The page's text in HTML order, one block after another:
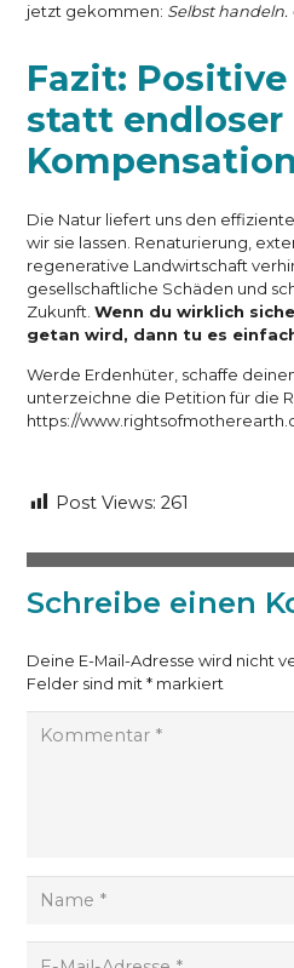
jetzt gekommen: Selbst
Fazit:
statt endloser
Kompensation
Die Natur liefert uns den
wir sie lassen. Renaturierung,
regenerative Landwirtschaft
gesellschaftliche Schäden und
Zukunft. Wenn du wirklich
getan wird, dann tu es
Werde Erdenhüter, schaffe
unterzeichne die Petition für die
https://
Post Views: 261
Schreibe einen
Deine E-Mail-Adresse wird nicht
Felder sind mit*markiert